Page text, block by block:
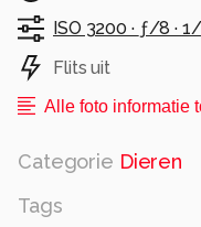
ISO 3200 · ƒ/8 · 1/
Flits uit
Alle foto informatie
Categorie Dieren
Tags